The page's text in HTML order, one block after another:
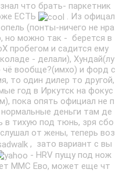
что брать- паркетник
ЕСТЬ
. Из офицал
(понты-ничего не нра
но можно так - берется в
пробегом и садится ему
- делали), Хундай(лу
чё вообще?(имхо) и форд с
то один дилер то другой,
год в Иркутск на фокус
пока опять официал не п
деньги там де
в тихую под тюнь, зря сбо
от жены, теперь воз
, зато вариант с вы
- HRV пущу под нож
ММС Ево, может еще чт